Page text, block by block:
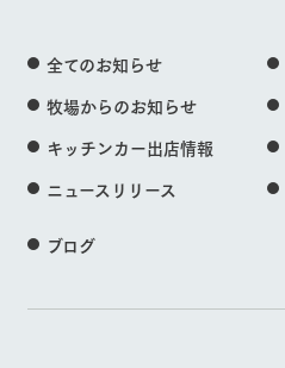
全てのお知らせ
牧場からのお知らせ
キッチンカー出店情報
ニュースリリース
ブログ